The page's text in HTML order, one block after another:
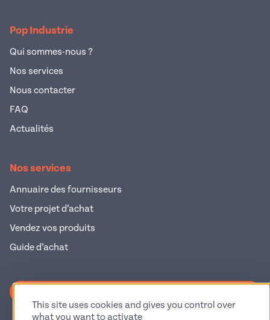
Pop Industrie
Qui sommes-nous ?
Nos services
Nous contacter
FAQ
Actualités
Nos services
Annuaire des fournisseurs
Votre projet d’achat
Vendez vos produits
Guide d’achat
This site uses cookies and gives you control over
what you want to activate